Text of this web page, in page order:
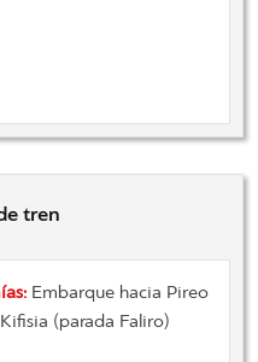
tren
: Embarque hacia Pireo
Kifisia (parada Faliro)